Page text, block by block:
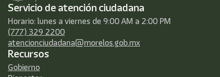
Servicio de atención ciudadana
Horario: lunes a viernes de 9:00 AM a 2:00 PM
(777) 329 2200
atencionciudadana@morelos.gob.mx
Recursos
Gobierno